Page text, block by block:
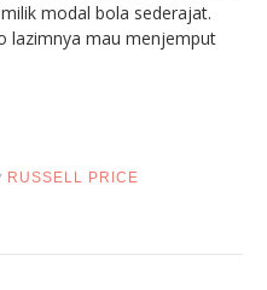
modal bola sederajat.
lazimnya mau menjemput
RUSSELL PRICE